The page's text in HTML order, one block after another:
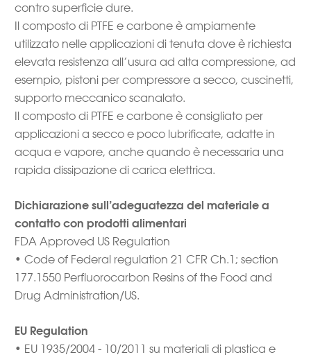
contro superficie dure.
Il composto di PTFE e carbone è ampiamente
utilizzato nelle applicazioni di tenuta dove è richiesta
elevata resistenza all’usura ad alta compressione, ad
esempio, pistoni per compressore a secco, cuscinetti,
supporto meccanico scanalato.
Il composto di PTFE e carbone è consigliato per
applicazioni a secco e poco lubrificate, adatte in
acqua e vapore, anche quando è necessaria una
rapida dissipazione di carica elettrica.
Dichiarazione sull’adeguatezza del materiale a
contatto con prodotti alimentari
FDA Approved US Regulation
• Code of Federal regulation 21 CFR Ch.1; section
177.1550 Perfluorocarbon Resins of the Food and
Drug Administration/US.
EU Regulation
• EU 1935/2004 - 10/2011 su materiali di plastica e